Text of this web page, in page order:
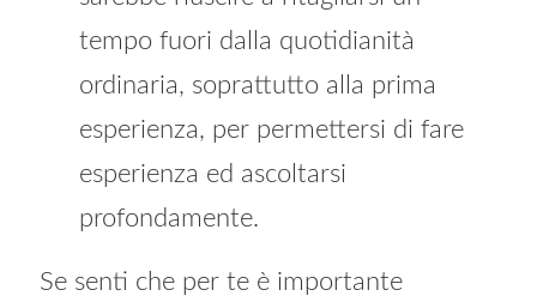
tempo fuori dalla quotidianità
ordinaria, soprattutto alla prima
esperienza, per permettersi di fare
esperienza ed ascoltarsi
profondamente.
Se senti che per te è importante